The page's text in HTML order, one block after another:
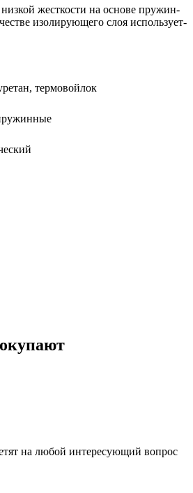
жес­ткос­ти на ос­но­ве пру­жин­
изо­лиру­юще­го слоя ис­поль­зу­ет­
термовойлок
на любой интересующий вопрос